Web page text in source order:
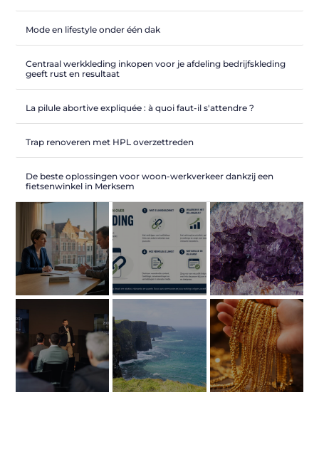
Mode en lifestyle onder één dak
Centraal werkkleding inkopen voor je afdeling bedrijfskleding
geeft rust en resultaat
La pilule abortive expliquée : à quoi faut-il s'attendre ?
Trap renoveren met HPL overzettreden
De beste oplossingen voor woon-werkverkeer dankzij een
fietsenwinkel in Merksem